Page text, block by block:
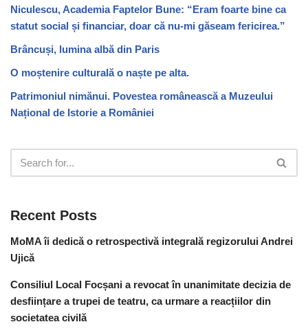
Niculescu, Academia Faptelor Bune: “Eram foarte bine ca
statut social și financiar, doar că nu-mi găseam fericirea.”
Brâncuși, lumina albă din Paris
O moștenire culturală o naște pe alta.
Patrimoniul nimănui. Povestea românească a Muzeului
Național de Istorie a României
Recent Posts
MoMA îi dedică o retrospectivă integrală regizorului Andrei
Ujică
Consiliul Local Focșani a revocat în unanimitate decizia de
desființare a trupei de teatru, ca urmare a reacțiilor din
societatea civilă